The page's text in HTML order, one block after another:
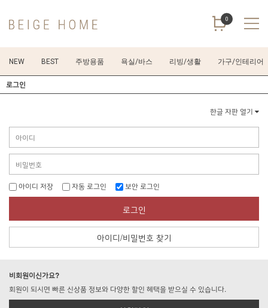
0
NEW BEST 주방용품 욕실/바스 리빙/생활 가구/인테리어
로그인
한글 자판 열기
아이디 저장 자동 로그인 보안 로그인
로그인
아이디/비밀번호 찾기
비회원이신가요?
회원이 되시면 빠른 신상품 정보와 다양한 할인 혜택을 받으실 수 있습니다.